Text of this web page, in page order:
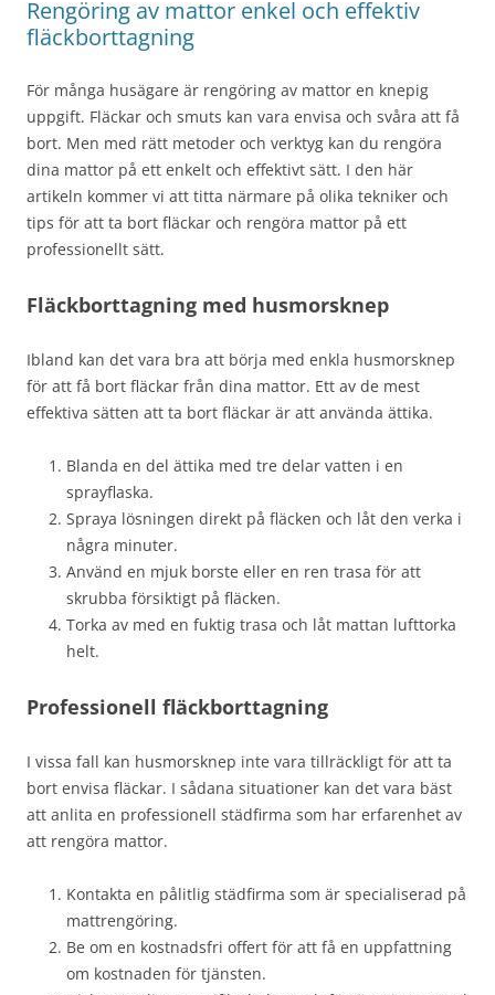
Rengöring av mattor enkel och effektiv
fläckborttagning
För många husägare är rengöring av mattor en knepig
uppgift. Fläckar och smuts kan vara envisa och svåra att få
bort. Men med rätt metoder och verktyg kan du rengöra
dina mattor på ett enkelt och effektivt sätt. I den här
artikeln kommer vi att titta närmare på olika tekniker och
tips för att ta bort fläckar och rengöra mattor på ett
professionellt sätt.
Fläckborttagning med husmorsknep
Ibland kan det vara bra att börja med enkla husmorsknep
för att få bort fläckar från dina mattor. Ett av de mest
effektiva sätten att ta bort fläckar är att använda ättika.
Blanda en del ättika med tre delar vatten i en
sprayflaska.
Spraya lösningen direkt på fläcken och låt den verka i
några minuter.
Använd en mjuk borste eller en ren trasa för att
skrubba försiktigt på fläcken.
Torka av med en fuktig trasa och låt mattan lufttorka
helt.
Professionell fläckborttagning
I vissa fall kan husmorsknep inte vara tillräckligt för att ta
bort envisa fläckar. I sådana situationer kan det vara bäst
att anlita en professionell städfirma som har erfarenhet av
att rengöra mattor.
Kontakta en pålitlig städfirma som är specialiserad på
mattrengöring.
Be om en kostnadsfri offert för att få en uppfattning
om kostnaden för tjänsten.